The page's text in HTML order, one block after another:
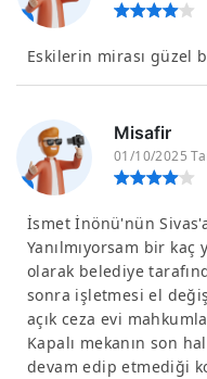
Eskilerin mirası güzel
Misafir
01/10/2025
İsmet İnönü'nün
Yanılmıyorsam bir
olarak belediye
sonra işletmesi el
açık ceza evi
Kapalı mekanın son
devam edip etmediği